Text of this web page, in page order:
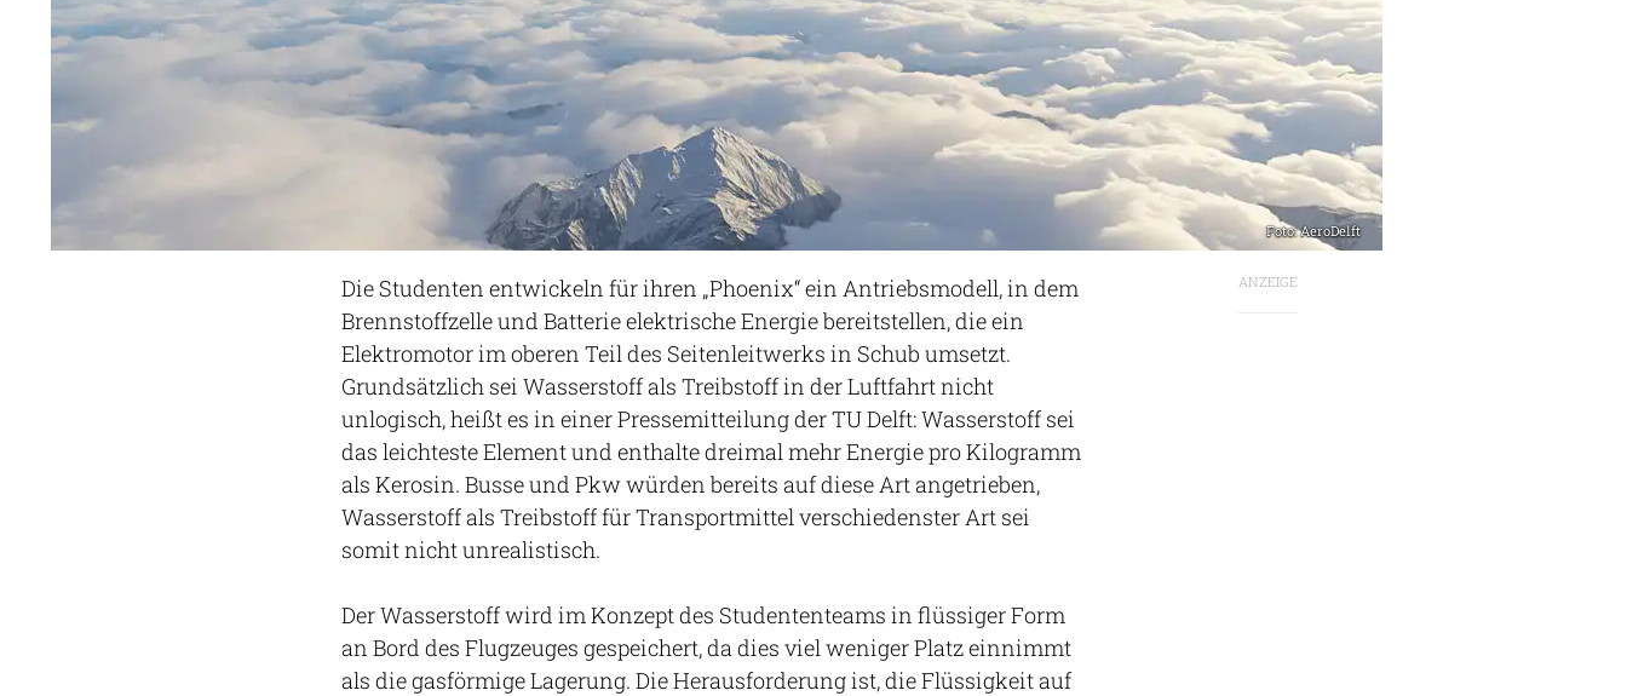
Foto: AeroDelft
ANZEIGE
Die Studenten entwickeln für ihren „Phoenix“ ein Antriebsmodell, in dem
Brennstoffzelle und Batterie elektrische Energie bereitstellen, die ein
Elektromotor im oberen Teil des Seitenleitwerks in Schub umsetzt.
Grundsätzlich sei Wasserstoff als Treibstoff in der Luftfahrt nicht
unlogisch, heißt es in einer Pressemitteilung der TU Delft: Wasserstoff sei
das leichteste Element und enthalte dreimal mehr Energie pro Kilogramm
als Kerosin. Busse und Pkw würden bereits auf diese Art angetrieben,
Wasserstoff als Treibstoff für Transportmittel verschiedenster Art sei
somit nicht unrealistisch.
Der Wasserstoff wird im Konzept des Studententeams in flüssiger Form
an Bord des Flugzeuges gespeichert, da dies viel weniger Platz einnimmt
als die gasförmige Lagerung. Die Herausforderung ist, die Flüssigkeit auf